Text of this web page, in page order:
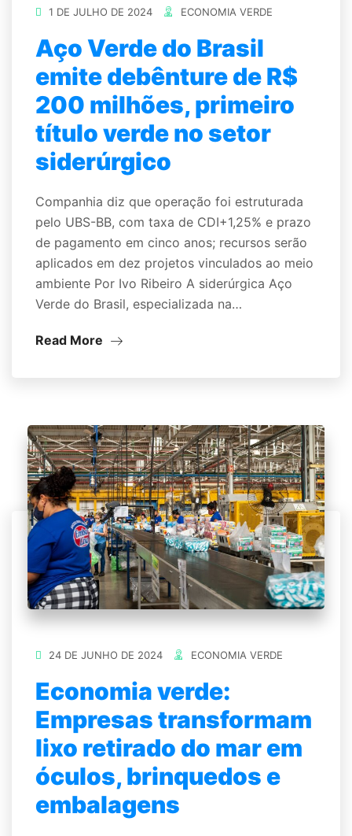
1 DE JULHO DE 2024 ECONOMIA VERDE
Aço Verde do Brasil
emite debênture de R$
200 milhões, primeiro
título verde no setor
siderúrgico
Companhia diz que operação foi estruturada
pelo UBS-BB, com taxa de CDI+1,25% e prazo
de pagamento em cinco anos; recursos serão
aplicados em dez projetos vinculados ao meio
ambiente Por Ivo Ribeiro A siderúrgica Aço
Verde do Brasil, especializada na…
Read More
24 DE JUNHO DE 2024 ECONOMIA VERDE
Economia verde:
Empresas transformam
lixo retirado do mar em
óculos, brinquedos e
embalagens